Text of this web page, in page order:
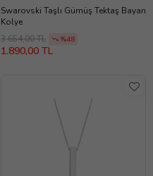
Swarovski Taşlı Gümüş Tektaş Bayan
Kolye
3.654,00 TL
%48
1.890,00 TL